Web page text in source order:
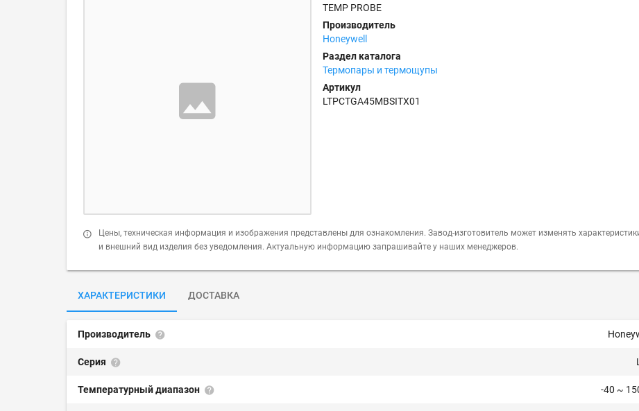
TEMP PROBE
Производитель
Honeywell
Раздел каталога
Термопары и термощупы
Артикул
LTPCTGA45MBSITX01
Цены, техническая информация и изображения представлены для ознакомления. Завод-изготовитель может изменять
и внешний вид изделия без уведомления. Актуальную информацию запрашивайте у наших менеджеров.
ХАРАКТЕРИСТИКИ ДОСТАВКА
Производитель
Серия
Температурный диапазон -40 ~